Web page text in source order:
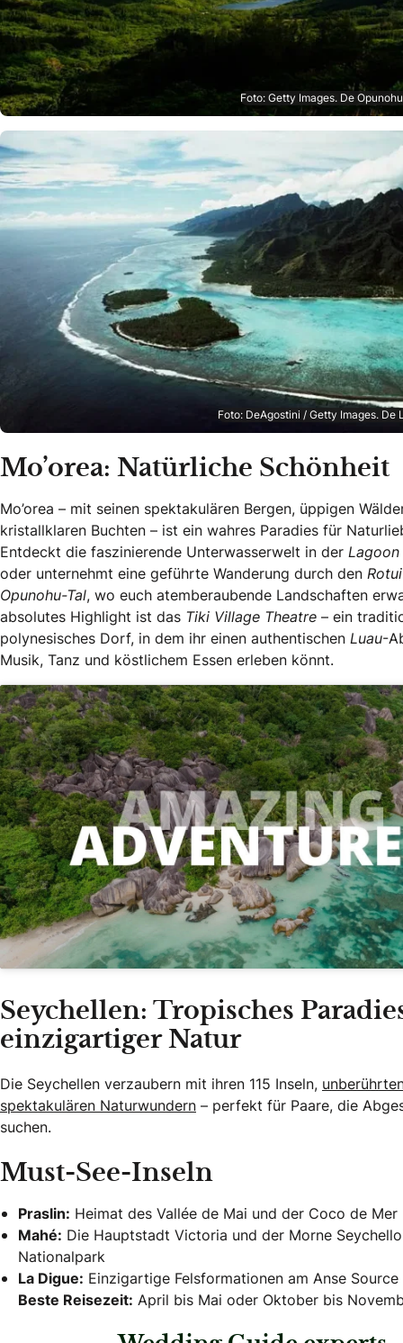
Foto: Getty Images. De
Foto: DeAgostini / Getty Images. De
Mo’orea: Natürliche Schönheit
Mo’orea – mit seinen spektakulären Bergen, üppigen
kristallklaren Buchten – ist ein wahres Paradies für
Entdeckt die faszinierende Unterwasserwelt in der
oder unternehmt eine geführte Wanderung durch den
Opunohu-Tal, wo euch atemberaubende Landschaften
absolutes Highlight ist das Tiki Village Theatre – ein
polynesisches Dorf, in dem ihr einen authentischen Luau-
Musik, Tanz und köstlichem Essen erleben könnt.
Seychellen: Tropisches
einzigartiger Natur
Die Seychellen verzaubern mit ihren 115 Inseln,
spektakulären Naturwundern – perfekt für Paare, die
suchen.
Must-See-Inseln
Praslin: Heimat des Vallée de Mai und der Coco de Mer
Mahé: Die Hauptstadt Victoria und der Morne
Nationalpark
La Digue: Einzigartige Felsformationen am Anse Source
Beste Reisezeit: April bis Mai oder Oktober bis